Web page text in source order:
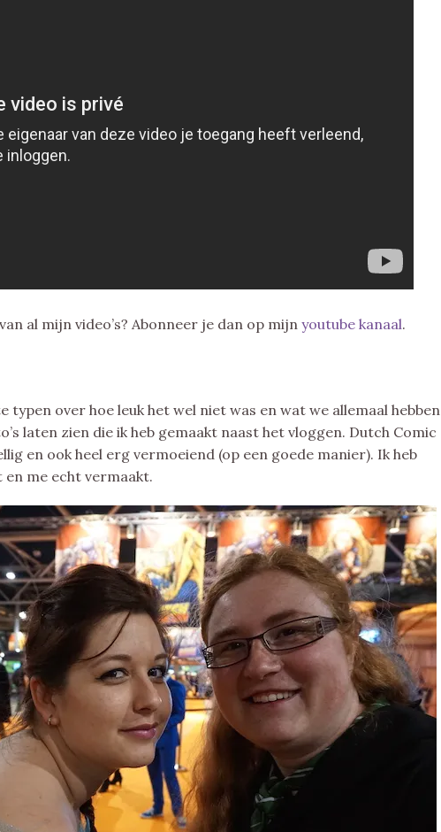
al mijn video’s? Abonneer je dan op mijn youtube kanaal.
typen over hoe leuk het wel niet was en wat we allemaal hebben
laten zien die ik heb gemaakt naast het vloggen. Dutch Comic
en ook heel erg vermoeiend (op een goede manier). Ik heb
en me echt vermaakt.